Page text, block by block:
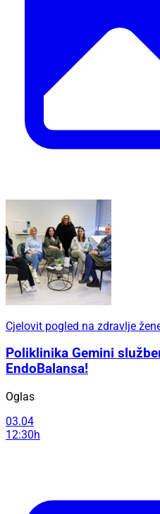
Cjelovit pogled na zdravlje
Poliklinika Gemini
EndoBalansa!
Oglas
03.04
12:30h